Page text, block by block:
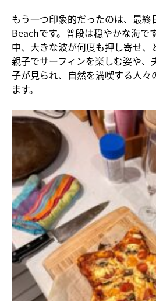
もう一つ印象的だったのは、最
Beachです。普段は穏やかな海で
中、大きな波が何度も押し寄せ、
親子でサーフィンを楽しむ姿や、
子が見られ、自然を満喫する人々
ます。